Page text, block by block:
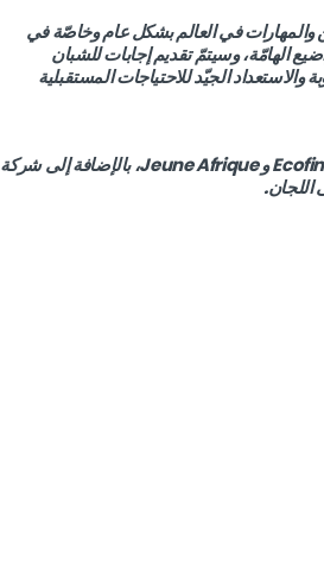
والمهارات في العالم بشكل عام وخاصّة في
على مدى 3 أيام العديد من المواضيع الهامّة، وسيتمّ تقديم إجابات للشبان
الجيّد للاحتياجات المستقبلية
وسيكون هذا الحدث برعاية ومواكبة من وسائل الإعلام الإفريقية مثل CIO Mag و Ecofin و Jeune Afrique، بالإضافة إلى شركة